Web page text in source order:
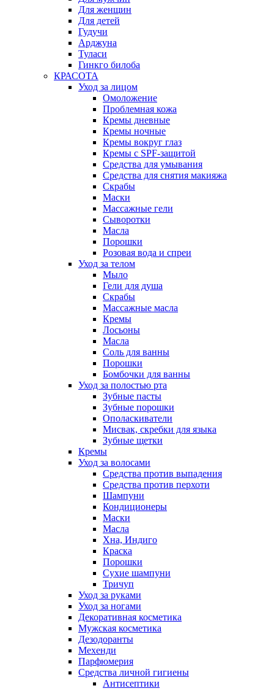
Для женщин
Для детей
Гудучи
Арджуна
Туласи
Гинкго билоба
КРАСОТА
Уход за лицом
Омоложение
Проблемная кожа
Кремы дневные
Кремы ночные
Кремы вокруг глаз
Кремы с SPF-защитой
Средства для умывания
Средства для снятия макияжа
Скрабы
Маски
Массажные гели
Сыворотки
Масла
Порошки
Розовая вода и спреи
Уход за телом
Мыло
Гели для душа
Скрабы
Массажные масла
Кремы
Лосьоны
Масла
Соль для ванны
Порошки
Бомбочки для ванны
Уход за полостью рта
Зубные пасты
Зубные порошки
Ополаскиватели
Мисвак, скребки для языка
Зубные щетки
Кремы
Уход за волосами
Средства против выпадения
Средства против перхоти
Шампуни
Кондиционеры
Маски
Масла
Хна, Индиго
Краска
Порошки
Сухие шампуни
Тричуп
Уход за руками
Уход за ногами
Декоративная косметика
Мужская косметика
Дезодоранты
Мехенди
Парфюмерия
Средства личной гигиены
Антисептики